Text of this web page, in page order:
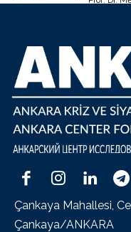
Çankaya Mahallesi,
Çankaya/ANKARA